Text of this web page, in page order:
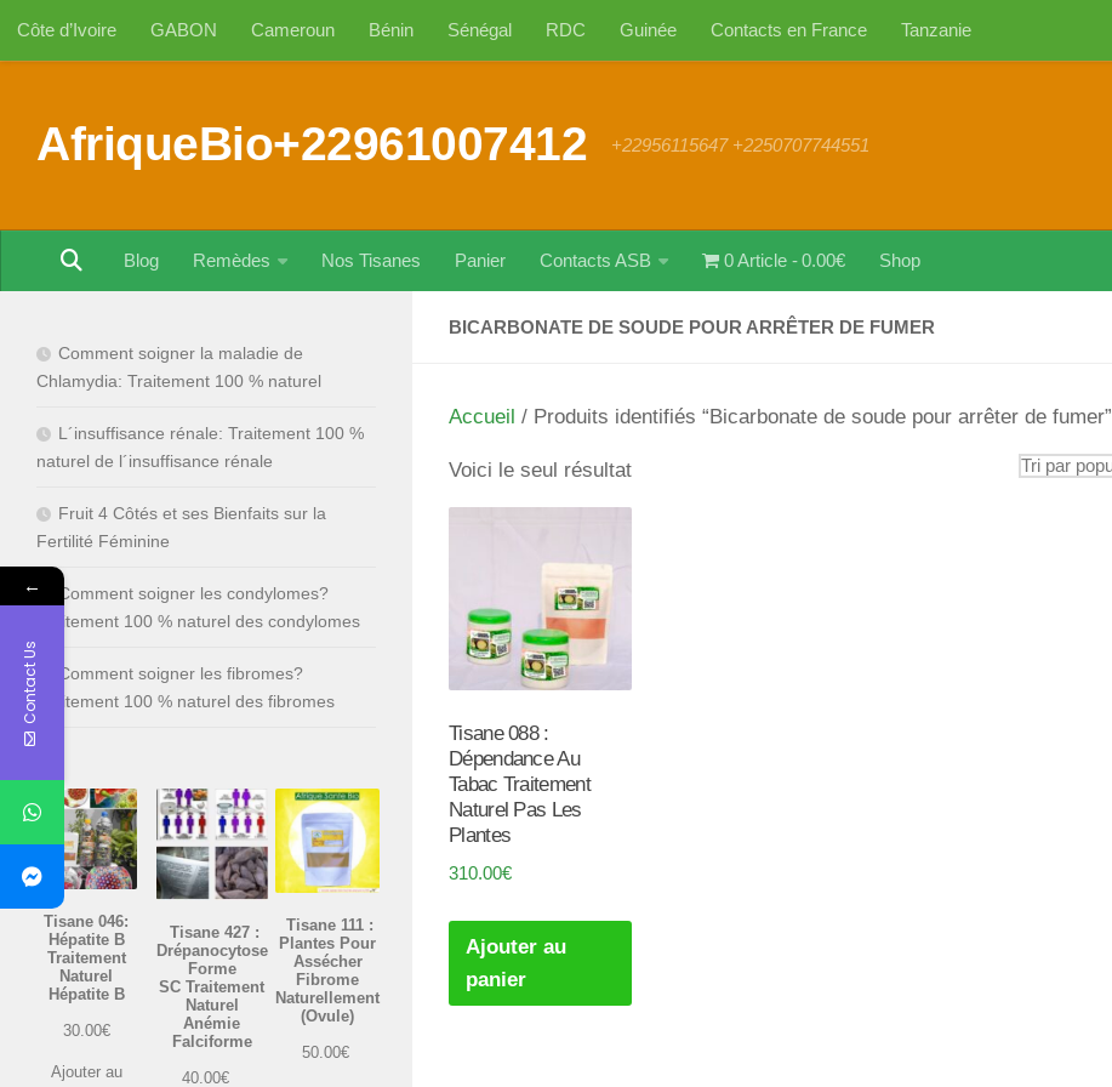
Au dessous du contenu
Côte d’Ivoire GABON Cameroun Bénin Sénégal RDC Guinée Contacts en France Tanzanie
AfriqueBio+22961007412 +22956115647 +2250707744551
Blog Remèdes Nos Tisanes Panier Contacts ASB 0 Article 0.00€ Shop
BICARBONATE DE SOUDE POUR ARRÊTER DE FUMER
Accueil / Produits identifiés “Bicarbonate de soude pour arrêter de fumer”
Voici le seul résultat
Tisane 088 :
Dépendance Au
Tabac Traitement
Naturel Pas Les
Plantes
310.00€
Ajouter au
panier
Comment soigner la maladie de
Chlamydia: Traitement 100 % naturel
L´insuffisance rénale: Traitement 100 %
naturel de l´insuffisance rénale
Fruit 4 Côtés et ses Bienfaits sur la
Fertilité Féminine
Comment soigner les condylomes?
Traitement 100 % naturel des condylomes
Comment soigner les fibromes?
Traitement 100 % naturel des fibromes
Tisane 046:
Hépatite B
Traitement
Naturel
Hépatite B
30.00€
Ajouter au
Tisane 427 :
Drépanocytose
Forme
SC Traitement
Naturel
Anémie
Falciforme
40.00€
Tisane 111 :
Plantes Pour
Assécher
Fibrome
Naturellement
(Ovule)
50.00€
←
Contact Us